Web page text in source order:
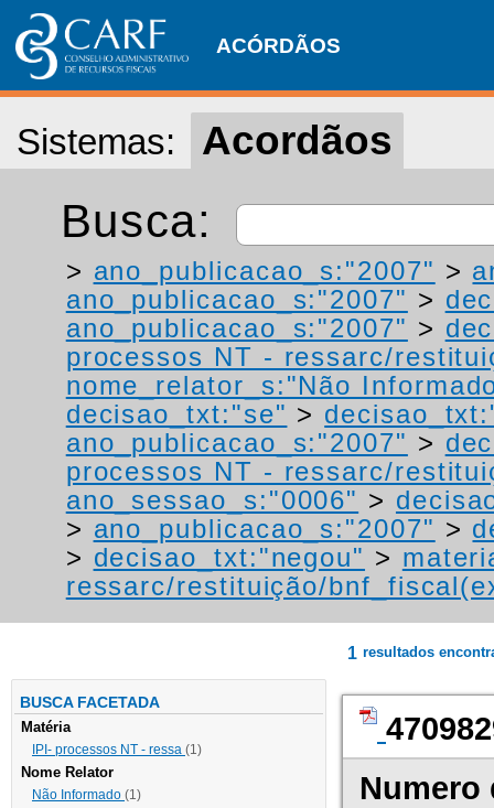
ACÓRDÃOS
Sistemas: Acordãos
Busca:
> ano_publicacao_s:"2007" >
ano_publicacao_s:"2007" >
ano_publicacao_s:"2007" >
processos NT - ressarc/
nome_relator_s:"Não
decisao_txt:"se" >
ano_publicacao_s:"2007" >
processos NT - ressarc/
ano_sessao_s:"0006" >
> ano_publicacao_s:"2007" >
> decisao_txt:"negou" >
ressarc/restituição/
BUSCA FACETADA
Matéria
IPI- processos NT - ressa (1)
Nome Relator
Não Informado (1)
1 resultados
Numero